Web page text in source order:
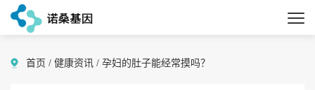
首页 / 健康资讯 / 孕妇的肚子能经常摸吗？